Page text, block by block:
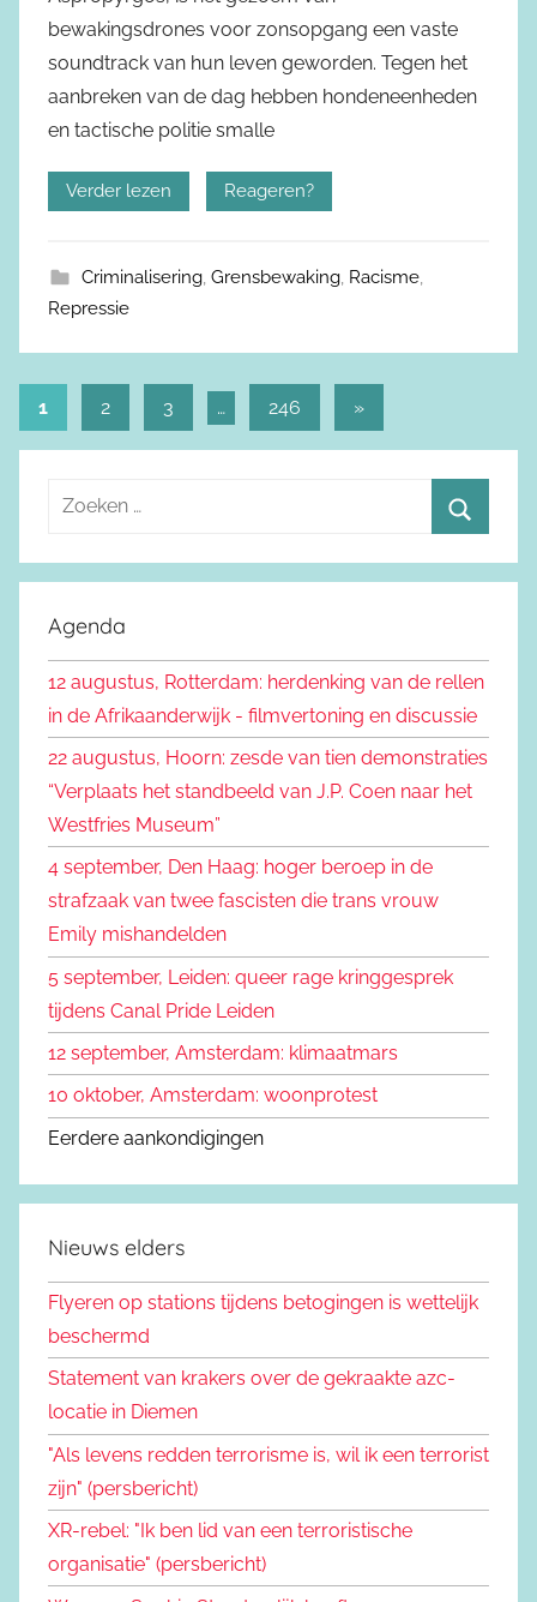
bewakingsdrones voor zonsopgang een vaste
soundtrack van hun leven geworden. Tegen het
aanbreken van de dag hebben hondeneenheden
en tactische politie smalle
Verder lezen Reageren?
Criminalisering, Grensbewaking, Racisme,
Repressie
Berichtnavigatie
1 2 3 … 246
Volgende
»
e
e
n
a
:
o
e
n
Agenda
12 augustus, Rotterdam: herdenking van de rellen
in de Afrikaanderwijk - filmvertoning en discussie
22 augustus, Hoorn: zesde van tien demonstraties
“Verplaats het standbeeld van J.P. Coen naar het
Westfries Museum”
4 september, Den Haag: hoger beroep in de
strafzaak van twee fascisten die trans vrouw
Emily mishandelden
5 september, Leiden: queer rage kringgesprek
tijdens Canal Pride Leiden
12 september, Amsterdam: klimaatmars
10 oktober, Amsterdam: woonprotest
Eerdere aankondigingen
Nieuws elders
Flyeren op stations tijdens betogingen is wettelijk
beschermd
Statement van krakers over de gekraakte azc-
locatie in Diemen
"Als levens redden terrorisme is, wil ik een terrorist
zijn" (persbericht)
XR-rebel: "Ik ben lid van een terroristische
organisatie" (persbericht)